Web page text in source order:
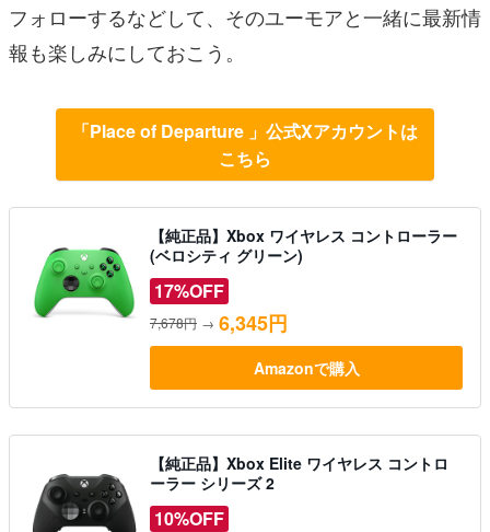
フォローするなどして、そのユーモアと一緒に最新情
報も楽しみにしておこう。
「Place of Departure 」公式Xアカウントは
こちら
【純正品】Xbox ワイヤレス コントローラー
(ベロシティ グリーン)
17%OFF
7,678円 → 6,345円
Amazonで購入
【純正品】Xbox Elite ワイヤレス コントロ
ーラー シリーズ 2
10%OFF